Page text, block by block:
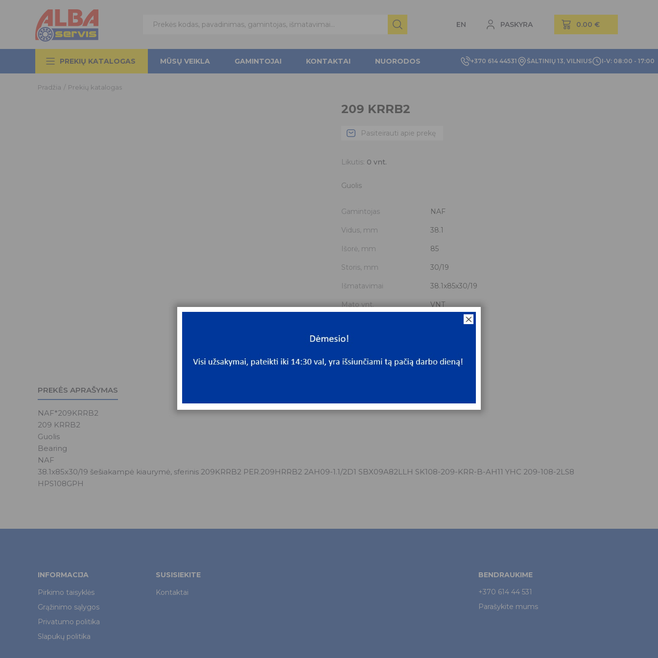
EN PASKYRA
+370 614 44531 ŠALTINIŲ 13, VILNIUS I-V: 08:00 - 17:00
PREKIŲ KATALOGAS MŪSŲ VEIKLA GAMINTOJAI KONTAKTAI NUORODOS
Pradžia / Prekių katalogas
209 KRRB2
Pasiteirauti apie prekę
Likutis: 0 vnt.
Guolis
Gamintojas NAF
Vidus, mm 38.1
Išorė, mm 85
Storis, mm 30/19
Išmatavimai 38.1x85x30/19
Mato vnt. VNT
Mato vnt
PREKĖS APRAŠYMAS
NAF*209KRRB2
209 KRRB2
Guolis
Bearing
NAF
38.1x85x30/19 šešiakampė kiaurymė, sferinis 209KRRB2 PER.209HRRB2 2AH09-1.1/2D1 SBX09A82LLH SK108-209-KRR-B-AH11 YHC 209-108-2LS8
HPS108GPH
INFORMACIJA
Pirkimo taisyklės
Grąžinimo sąlygos
Privatumo politika
Slapukų politika
SUSISIEKITE
Kontaktai
BENDRAUKIME
+370 614 44 531
Parašykite mums